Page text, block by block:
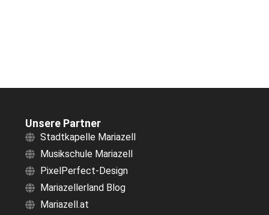
Unsere Partner
Stadtkapelle Mariazell
Musikschule Mariazell
PixelPerfect-Design
Mariazellerland Blog
Mariazell.at